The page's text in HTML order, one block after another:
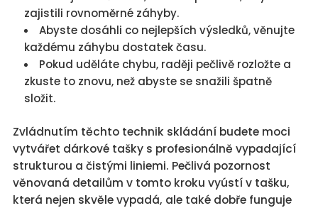
zajistili rovnoměrné záhyby.
Abyste dosáhli co nejlepších výsledků, věnujte
každému záhybu dostatek času.
Pokud uděláte chybu, raději pečlivě rozložte a
zkuste to znovu, než abyste se snažili špatně
složit.
Zvládnutím těchto technik skládání budete moci
vytvářet dárkové tašky s profesionálně vypadající
strukturou a čistými liniemi. Pečlivá pozornost
věnovaná detailům v tomto kroku vyústí v tašku,
která nejen skvěle vypadá, ale také dobře funguje